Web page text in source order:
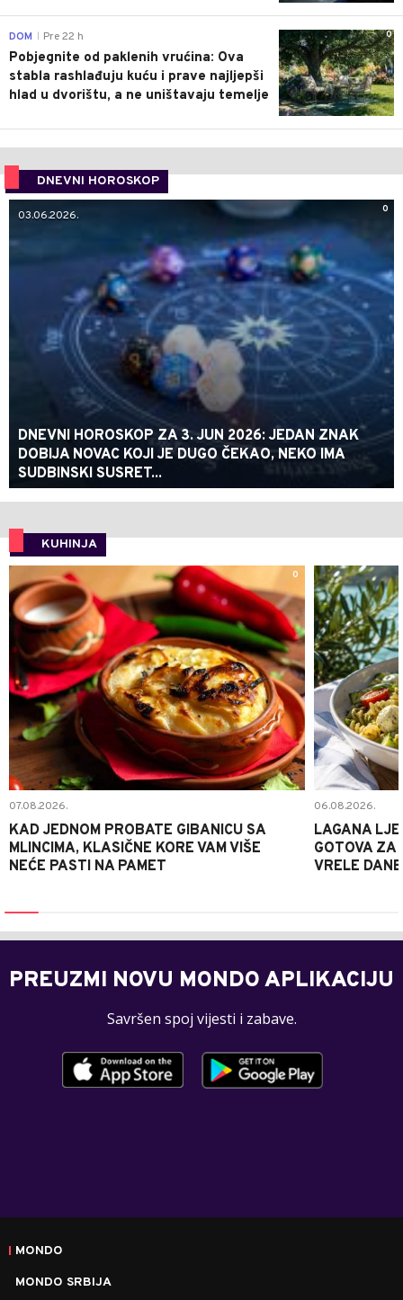
0
DOM Pre 22 h
Pobjegnite od paklenih vrućina: Ova
stabla rashlađuju kuću i prave najljepši
hlad u dvorištu, a ne uništavaju temelje
DNEVNI HOROSKOP
0
03.06.2026.
DNEVNI HOROSKOP ZA 3. JUN 2026: JEDAN ZNAK
DOBIJA NOVAC KOJI JE DUGO ČEKAO, NEKO IMA
SUDBINSKI SUSRET...
KUHINJA
0
07.08.2026.
KAD JEDNOM PROBATE GIBANICU SA
MLINCIMA, KLASIČNE KORE VAM VIŠE
NEĆE PASTI NA PAMET
06.08.2026.
LAGANA
GOTOVA ZA
VRELE DANE
PREUZMI NOVU MONDO APLIKACIJU
Savršen spoj vijesti i zabave.
MONDO
MONDO SRBIJA